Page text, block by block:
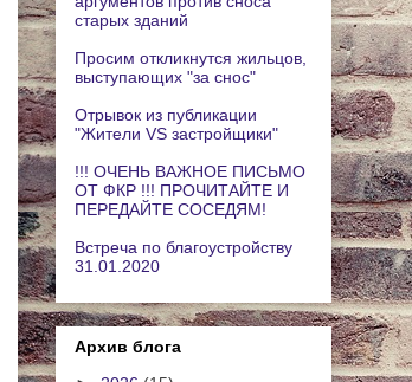
старых зданий
Просим откликнутся жильцов,
выступающих "за снос"
Отрывок из публикации
"Жители VS застройщики"
!!! ОЧЕНЬ ВАЖНОЕ ПИСЬМО
ОТ ФКР !!! ПРОЧИТАЙТЕ И
ПЕРЕДАЙТЕ СОСЕДЯМ!
Встреча по благоустройству
31.01.2020
Архив блога